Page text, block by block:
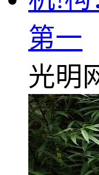
第一
光明